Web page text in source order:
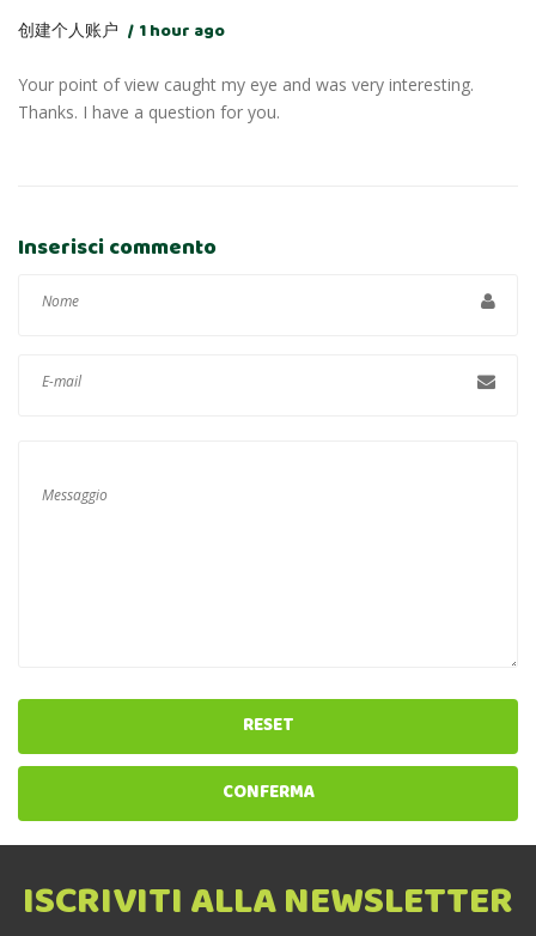
创建个人账户 1 hour ago
Your point of view caught my eye and was very interesting.
Thanks. I have a question for you.
Inserisci commento
RESET
CONFERMA
ISCRIVITI ALLA NEWSLETTER